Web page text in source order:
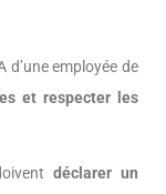
d’une employée de
et respecter les
déclarer un